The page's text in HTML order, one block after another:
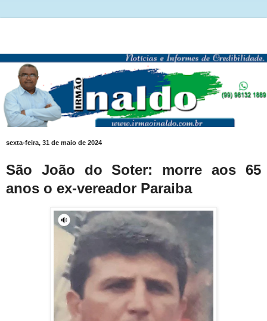
sexta-feira, 31 de maio de 2024
São João do Soter: morre aos 65
anos o ex-vereador Paraiba